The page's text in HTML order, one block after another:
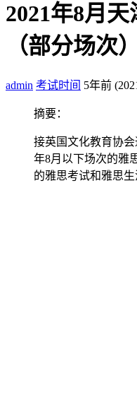
2021年8月
（部分场次）
admin 考试时间 5年前
摘要：
接英国文化教育协
年8月以下场次的雅
的雅思考试和雅思